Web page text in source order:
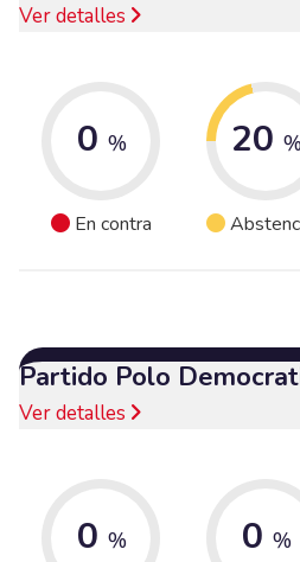
Ver detalles
0 %
En contra
20 %
Partido Polo
Ver detalles
0 % 0 %